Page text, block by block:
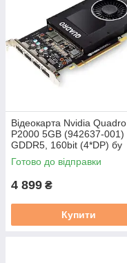
Відеокарта Nvidia Quadro
P2000 5GB (942637-001)
GDDR5, 160bit (4*DP) бу
Готово до відправки
4 899 ₴
Купити